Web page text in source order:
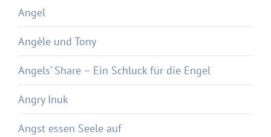
Angel
Angèle und Tony
Angels‘ Share – Ein Schluck für die Engel
Angry Inuk
Angst essen Seele auf